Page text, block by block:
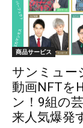
商品サービス
サンミュー
動画NFTを
ン！9組の
来人気爆発